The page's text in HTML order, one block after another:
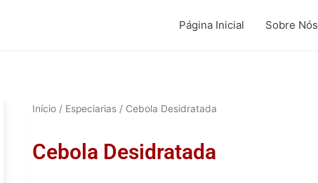
Página Inicial Sobre Nós
Início/ Especiarias/ Cebola Desidratada
Cebola Desidratada